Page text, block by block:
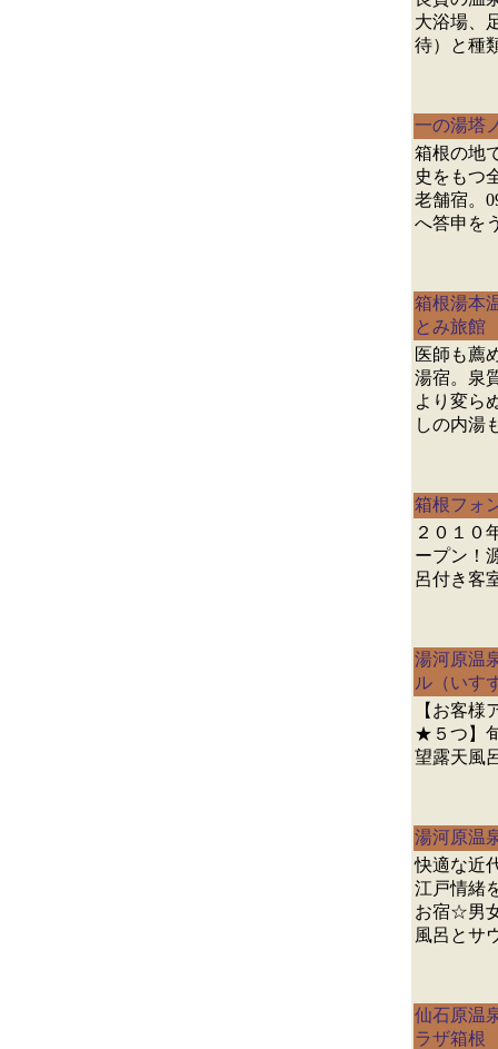
大浴場、
待）と種
一の湯塔
箱根の地
史をもつ
老舗宿。
へ答申を
箱根湯
とみ旅館
医師も薦
湯宿。泉
より変ら
しの内湯
箱根フォ
２０１０
ープン！
呂付き客
湯河原温
ル（いす
【お客様
★５つ】
望露天風
湯河原温
快適な近
江戸情緒
お宿☆男
風呂とサ
仙石原温
ラザ箱根